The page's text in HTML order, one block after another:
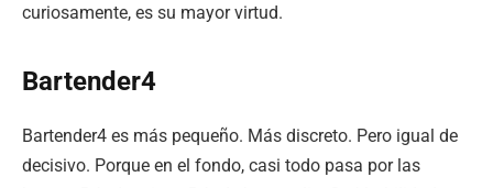
curiosamente, es su mayor virtud.
Bartender4
Bartender4 es más pequeño. Más discreto. Pero igual de
decisivo. Porque en el fondo, casi todo pasa por las